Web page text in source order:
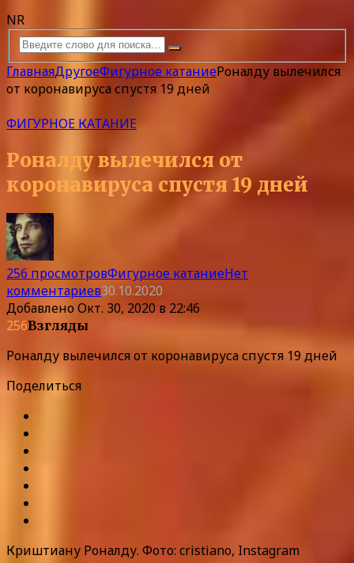
NR
ГлавнаяДругоеФигурное катаниеРоналду вылечился
от коронавируса спустя 19 дней
ФИГУРНОЕ КАТАНИЕ
Роналду вылечился от
коронавируса спустя 19 дней
256 просмотровФигурное катаниеНет
комментариев30.10.2020
Добавлено Окт. 30, 2020 в 22:46
256Взгляды
Роналду вылечился от коронавируса спустя 19 дней
Поделиться
Криштиану Роналду. Фото: cristiano, Instagram